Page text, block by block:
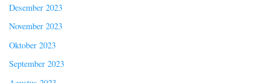
Desember 2023
November 2023
Oktober 2023
September 2023